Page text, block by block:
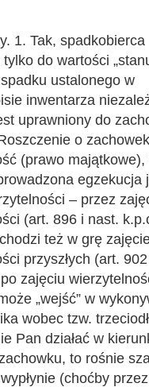
1. Tak, spadkobierca
do wartości
ustalonego w
inwentarza
uprawniony do
o
(prawo majątkowe),
egzekucja
– przez
(art. 896 i nast.
też w grę
przyszłych (art.
zajęciu
„wejść” w
wobec tzw.
Pan działać w
to rośnie
(choćby